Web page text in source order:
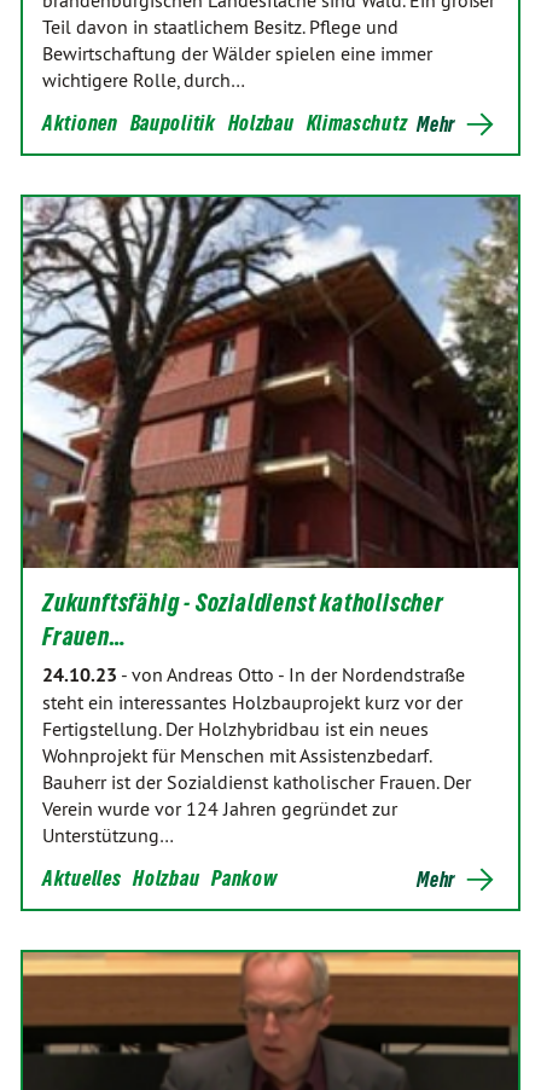
Teil davon in staatlichem Besitz. Pflege und
Bewirtschaftung der Wälder spielen eine immer
wichtigere Rolle, durch…
Aktionen Baupolitik Holzbau Klimaschutz Mehr
Zukunftsfähig - Sozialdienst katholischer
Frauen…
24.10.23 - von Andreas Otto - In der Nordendstraße
steht ein interessantes Holzbauprojekt kurz vor der
Fertigstellung. Der Holzhybridbau ist ein neues
Wohnprojekt für Menschen mit Assistenzbedarf.
Bauherr ist der Sozialdienst katholischer Frauen. Der
Verein wurde vor 124 Jahren gegründet zur
Unterstützung…
Aktuelles Holzbau Pankow Mehr